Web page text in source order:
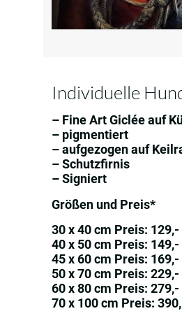
Individuelle
– Fine Art Giclée auf
– pigmentiert
– aufgezogen auf
– Schutzfirnis
– Signiert
Größen und Preis*
30 x 40 cm Preis: 129,-
40 x 50 cm Preis: 149,-
45 x 60 cm Preis: 169,-
50 x 70 cm Preis: 229,-
60 x 80 cm Preis: 279,-
70 x 100 cm Preis: